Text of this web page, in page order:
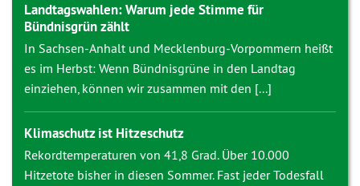
Landtagswahlen: Warum jede Stimme für
Bündnisgrün zählt
In Sachsen-Anhalt und Mecklenburg-Vorpommern heißt
es im Herbst: Wenn Bündnisgrüne in den Landtag
einziehen, können wir zusammen mit den [...]
Klimaschutz ist Hitzeschutz
Rekordtemperaturen von 41,8 Grad. Über 10.000
Hitzetote bisher in diesen Sommer. Fast jeder Todesfall